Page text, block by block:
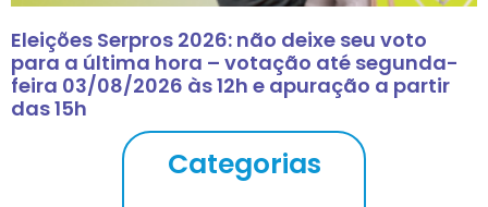
Eleições Serpros 2026: não deixe seu voto
para a última hora – votação até segunda-
feira 03/08/2026 às 12h e apuração a partir
das 15h
Categorias